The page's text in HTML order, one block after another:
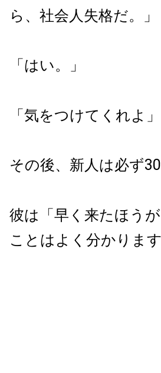
ら、社会人失格だ。」
「はい。」
「気をつけてくれよ」
その後、新人は必ず
彼は「早く来たほう
ことはよく分かりま